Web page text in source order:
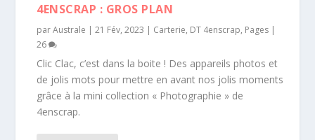
4ENSCRAP : GROS PLAN
parAustrale |21 Fév, 2023 | Carterie, DT 4enscrap, Pages |
26
Clic Clac, c’est dans la boite ! Des appareils photos et
de jolis mots pour mettre en avant nos jolis moments
grâce à la mini collection « Photographie » de
4enscrap.